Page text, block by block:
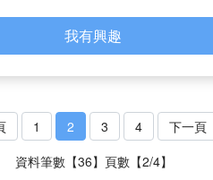
我有興趣
1 2 3 4 下一頁
資料筆數【36】頁數【2/4】